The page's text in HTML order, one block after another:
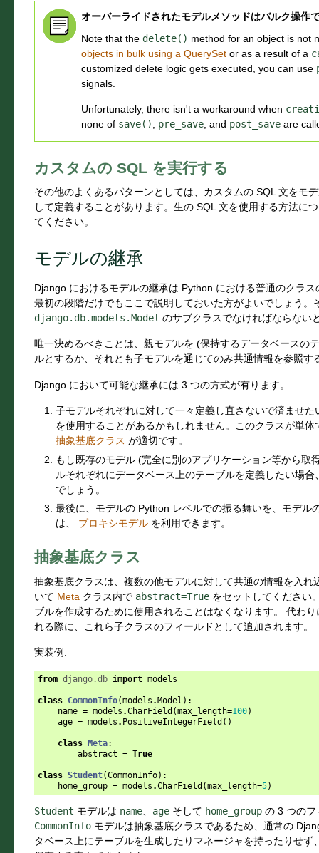
オーバーライドされたモデルメソッドはバルク操作
Note that the delete() method for an object is not
objects in bulk using a QuerySet or as a result of a
customized delete logic gets executed, you can use
signals.
Unfortunately, there isn't a workaround when
none of save(), pre_save, and post_save are
カスタムの SQL を実行する
その他のよくあるパターンとしては、カスタムの SQL 文をモ
して定義することがあります。生の SQL 文を使用する方法に
てください。
モデルの継承
Django におけるモデルの継承は Python における普通のクラ
最初の段階だけでもここで説明しておいた方がよいでしょう。
django.db.models.Model のサブクラスでなければならない
唯一決めるべきことは、親モデルを (保持するデータベースの
ルとするか、それとも子モデルを通じてのみ共通情報を参照す
Django において可能な継承には 3 つの方式が有ります。
子モデルそれぞれに対して一々定義し直さないで済ませ
を使用することがあるかもしれません。このクラスが単
抽象基底クラス が適切です。
もし既存のモデル (完全に別のアプリケーション等から取
ルそれぞれにデータベース上のテーブルを定義したい場
でしょう。
最後に、モデルの Python レベルでの振る舞いを、モデル
は、 プロキシモデル を利用できます。
抽象基底クラス
抽象基底クラスは、複数の他モデルに対して共通の情報を入
いて Meta クラス内で abstract=True をセットしてください
ブルを作成するために使用されることはなくなります。 代わ
れる際に、これら子クラスのフィールドとして追加されます。
実装例:
from django.db import models
class CommonInfo(models . Model ):
name = models .CharField (max_length=100)
age = models . PositiveIntegerField ()
class Meta:
abstract = True
class Student(CommonInfo):
home_group = models .CharField (max_length=5)
Student モデルは name age そして home_group の 3 つのフ
CommonInfo モデルは抽象基底クラスであるため、通常の
タベース上にテーブルを生成したりマネージャを持ったりせ